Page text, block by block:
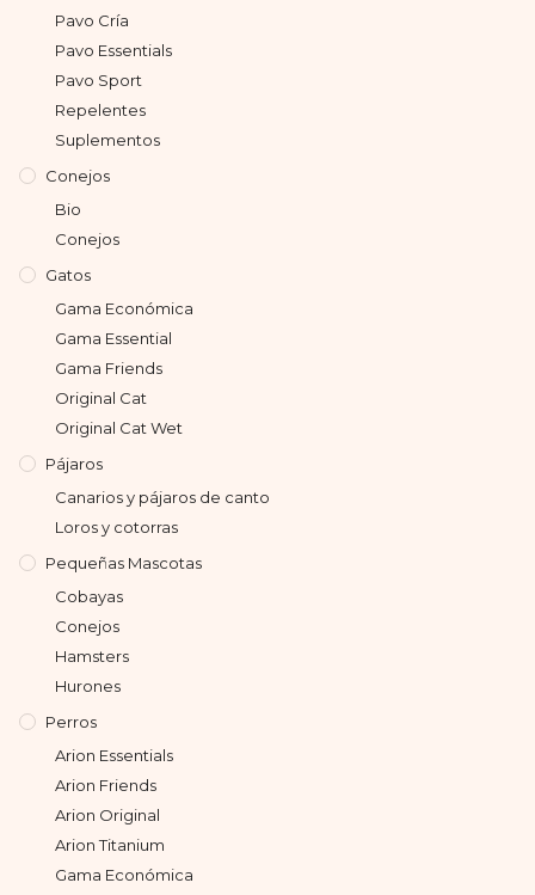
Pavo Cría
Pavo Essentials
Pavo Sport
Repelentes
Suplementos
Conejos
Bio
Conejos
Gatos
Gama Económica
Gama Essential
Gama Friends
Original Cat
Original Cat Wet
Pájaros
Canarios y pájaros de canto
Loros y cotorras
Pequeñas Mascotas
Cobayas
Conejos
Hamsters
Hurones
Perros
Arion Essentials
Arion Friends
Arion Original
Arion Titanium
Gama Económica